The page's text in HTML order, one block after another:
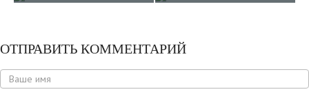
ОТПРАВИТЬ КОММЕНТАРИЙ